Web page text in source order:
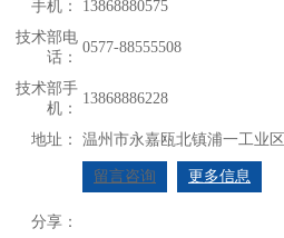
手机：
13868880575
技术部电
话：
0577-88555508
技术部手
机：
13868886228
地址： 温州市永嘉瓯北镇浦一工业区
留言咨询 更多信息
分享：